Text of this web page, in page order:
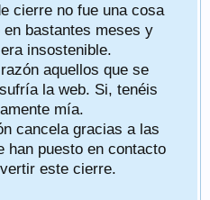
cierre no fue una cosa
bastantes meses y
insostenible.
aquellos que se
la web. Si, tenéis
mía.
cancela gracias a las
han puesto en contacto
este cierre.